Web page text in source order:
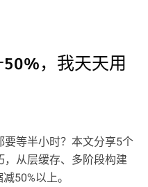
，我天天用
等半小时？本文分享5个
从层缓存、多阶段构建
50%以上。